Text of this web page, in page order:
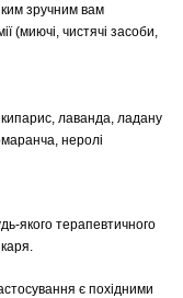
зручним вам
(миючі, чистячі засоби,
кипарис, лаванда, ладану
неролі
якого терапевтичного
є похідними